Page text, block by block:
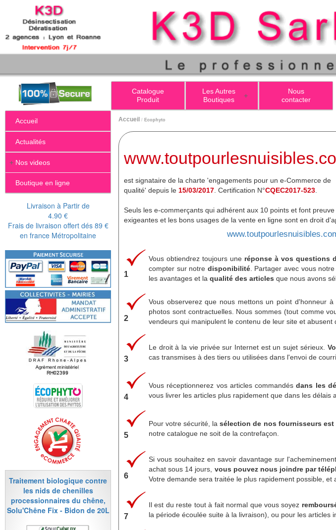
Catalogue
Produit
+
Les Autres
Boutiques
Nous
contacter
Accueil
Actualités
+ Nos videos
Boutique en ligne
Livraison à Partir de
4.90 €
Frais de livraison offert dés 89 €
en france Métropolitaine
Traitement biologique contre
les nids de chenilles
processionnaires du chêne,
Solu'Chêne Fix - Bidon de 20L
Accueil / Ecophyto
est signataire de la charte 'engagements pour un e-Commerce de
qualité' depuis le 15/03/2017 . Certification N°CQEC2017-523
Seuls les e-commerçants qui adhérent aux 10 points et font
exigeantes et les bons usages de la vente en ligne sont en droit
1
Vous obtiendrez toujours une réponse à vos questions
compter sur notre disponibilité. Partager avec vous notre
les avantages et la qualité des articles que nous avons
2
Vous observerez que nous mettons un point d'honneur
photos sont contractuelles. Nous sommes (tout comme
vendeurs qui manipulent le contenu de leur site et abusent
3
Le droit à la vie privée sur Internet est un sujet sérieux.
cas transmises à des tiers ou utilisées dans l'envoi de
4
Vous réceptionnerez vos articles commandésdans les
vous livrer les articles plus rapidement que dans les délais
5
Pour votre sécurité, lasélection de nos fournisseurs est
notre catalogue ne soit de la contrefaçon.
6
Si vous souhaitez en savoir davantage sur
achat sous 14 jours, vous pouvez nous joindre par
Votre demande sera traitée le plus rapidement possible, et
7
Il est du reste tout à fait normal que vous soyez
la période écoulée suite à la livraison), ou pour les articles